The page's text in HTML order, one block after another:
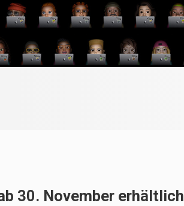
30. November erhältlich